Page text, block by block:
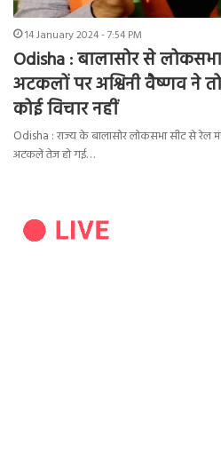
14 January 2024 - 7:54 PM
Odisha : बालासोर से
अटकलों पर अश्विनी वैष्णव ने
कोई विचार नहीं
Odisha : राज्य के बालासोर लोकसभा सीट से रेल
अटकलें तेज हो गई…